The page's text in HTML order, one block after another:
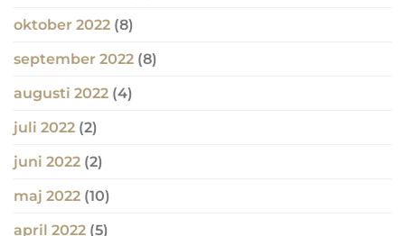
oktober 2022 (8)
september 2022 (8)
augusti 2022 (4)
juli 2022 (2)
juni 2022 (2)
maj 2022 (10)
april 2022 (5)